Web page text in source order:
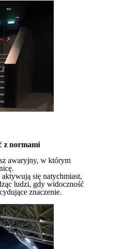
zgodność z normami
awaryjny, w którym
się natychmiast,
ludzi, gdy widoczność
znaczenie.